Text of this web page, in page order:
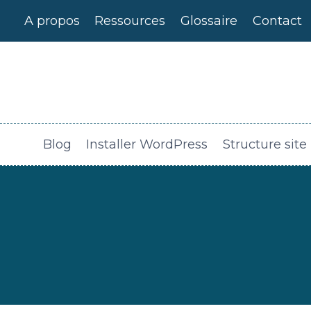
A propos Ressources Glossaire Contact
Blog Installer WordPress Structure site